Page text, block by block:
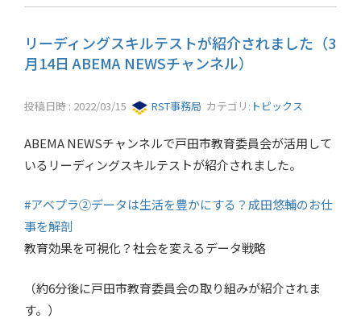
リーディングスキルテストが紹介されました（3
月14日 ABEMA NEWSチャンネル）
投稿日時 : 2022/03/15 RST事務局 カテゴリ: トピックス
ABEMA NEWSチャンネルで戸田市教育委員会が活用して
いるリーディングスキルテストが紹介されました。
#アベプラ②データは生活を豊かにする？成田悠輔のお仕
事を解剖
教育効果を可視化？社会を変えるデータ戦略
（約6分後に戸田市教育委員会の取り組みが紹介されま
す。）